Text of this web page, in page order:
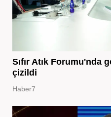
Sıfır Atık Forumu'nda
çizildi
Haber7